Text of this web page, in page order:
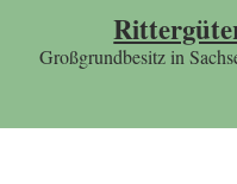
Großgrundbesitz in